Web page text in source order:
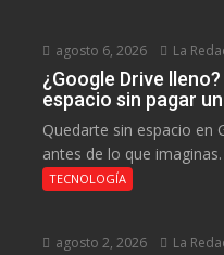
agosto 6, 2026 La
¿Google Drive
espacio sin pagar
Quedarte sin espacio en
antes de lo que
TECNOLOGÍA
agosto 2, 2026 La